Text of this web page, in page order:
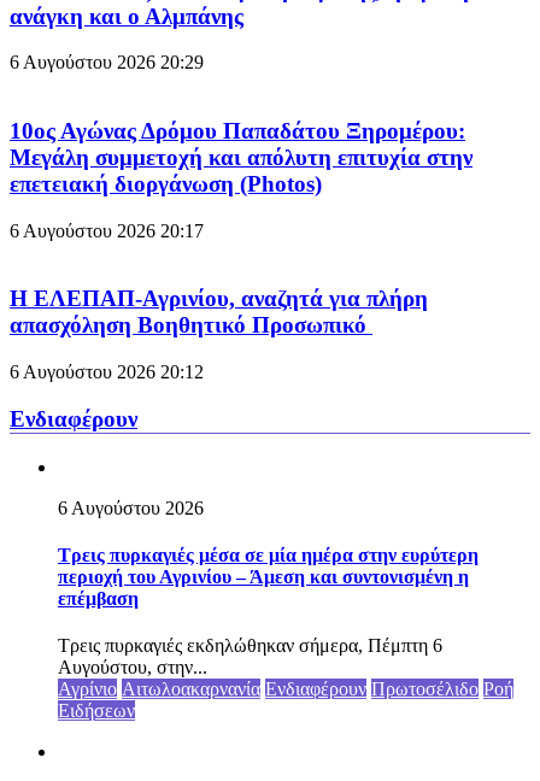
ανάγκη και ο Αλμπάνης
6 Αυγούστου 2026 20:29
10ος Αγώνας Δρόμου Παπαδάτου Ξηρομέρου:
Μεγάλη συμμετοχή και απόλυτη επιτυχία στην
επετειακή διοργάνωση (Photos)
6 Αυγούστου 2026 20:17
Η ΕΛΕΠΑΠ-Αγρινίου, αναζητά για πλήρη
απασχόληση Βοηθητικό Προσωπικό
6 Αυγούστου 2026 20:12
Ενδιαφέρουν
6 Αυγούστου 2026
Τρεις πυρκαγιές μέσα σε μία ημέρα στην ευρύτερη
περιοχή του Αγρινίου – Άμεση και συντονισμένη η
επέμβαση
Τρεις πυρκαγιές εκδηλώθηκαν σήμερα, Πέμπτη 6
Αυγούστου, στην...
Αγρίνιο Αιτωλοακαρνανία Ενδιαφέρουν Πρωτοσέλιδο Ροή
Ειδήσεων